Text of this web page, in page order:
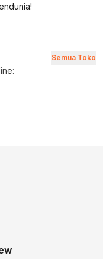
Semua Toko